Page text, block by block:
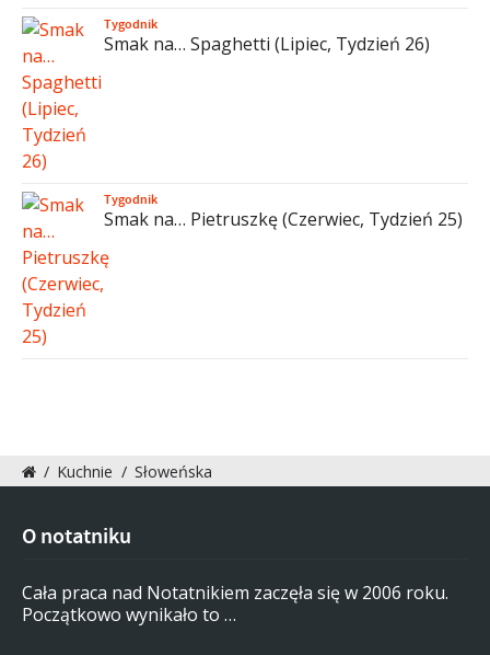
Tygodnik
Smak na… Spaghetti (Lipiec, Tydzień 26)
Tygodnik
Smak na… Pietruszkę (Czerwiec, Tydzień 25)
/ Kuchnie / Słoweńska
O notatniku
Cała praca nad Notatnikiem zaczęła się w 2006 roku.
Początkowo wynikało to …